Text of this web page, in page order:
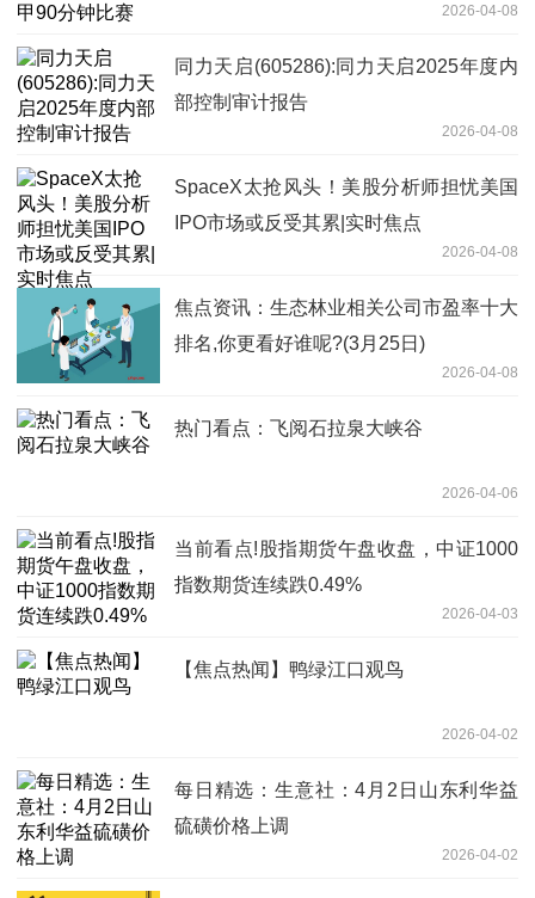
2026-04-08
同力天启(605286):同力天启2025年度内
部控制审计报告
2026-04-08
SpaceX太抢风头！美股分析师担忧美国
IPO市场或反受其累|实时焦点
2026-04-08
焦点资讯：生态林业相关公司市盈率十大
排名,你更看好谁呢?(3月25日)
2026-04-08
热门看点：飞阅石拉泉大峡谷
2026-04-06
当前看点!股指期货午盘收盘，中证1000
指数期货连续跌0.49%
2026-04-03
【焦点热闻】鸭绿江口观鸟
2026-04-02
每日精选：生意社：4月2日山东利华益
硫磺价格上调
2026-04-02